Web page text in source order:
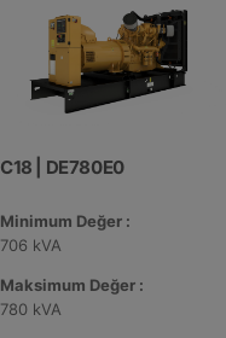
C18 | DE780E0
Minimum Değer :
706 kVA
Maksimum Değer :
780 kVA